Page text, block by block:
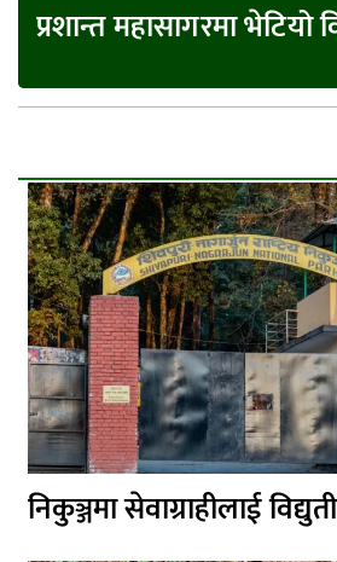
प्रशान्त महासागरमा भेटियो
निकुञ्जमा सेवाग्राहीलाई